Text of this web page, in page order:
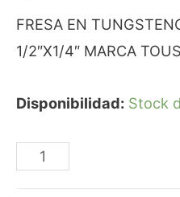
FRESA EN
1/2″X1/4″ MARCA
Disponibilidad: Stock
FRESA